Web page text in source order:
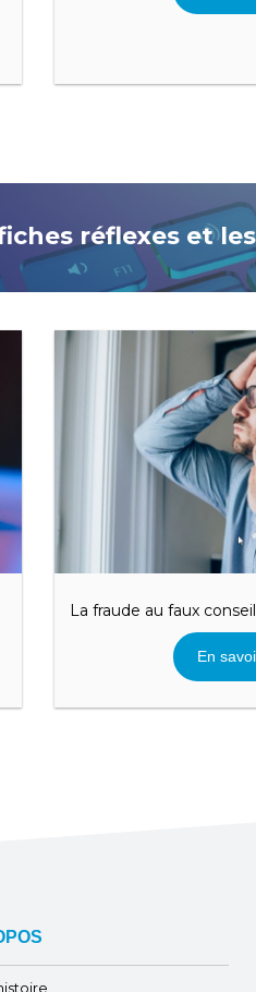
réflexes et
La fraude au faux
En